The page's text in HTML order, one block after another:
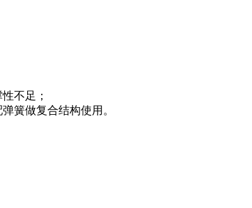
不足；
簧做复合结构使用。